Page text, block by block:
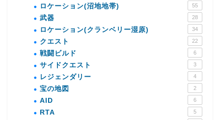
ロケーション(沼地地帯) 55
武器 28
ロケーション(クランベリー湿原) 34
クエスト 22
戦闘ビルド 6
サイドクエスト 3
レジェンダリー 4
宝の地図 2
AID 6
RTA 5